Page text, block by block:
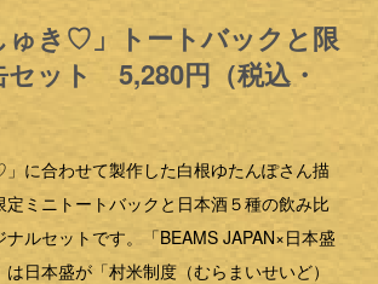
ゅき♡」トートバックと限
セット 5,280円（税込・
」に合わせて製作した白根ゆたんぽさん描
定ミニトートバックと日本酒５種の飲み比
ルセットです。「BEAMS JAPAN×日本盛
日本盛が「村米制度（むらまいせいど）